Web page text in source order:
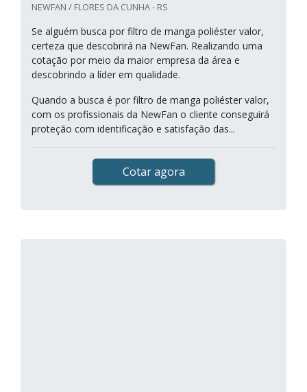
NEWFAN / FLORES DA CUNHA - RS
Se alguém busca por filtro de manga poliéster valor,
certeza que descobrirá na NewFan. Realizando uma
cotação por meio da maior empresa da área e
descobrindo a líder em qualidade.
Quando a busca é por filtro de manga poliéster valor,
com os profissionais da NewFan o cliente conseguirá
proteção com identificação e satisfação das...
Cotar agora